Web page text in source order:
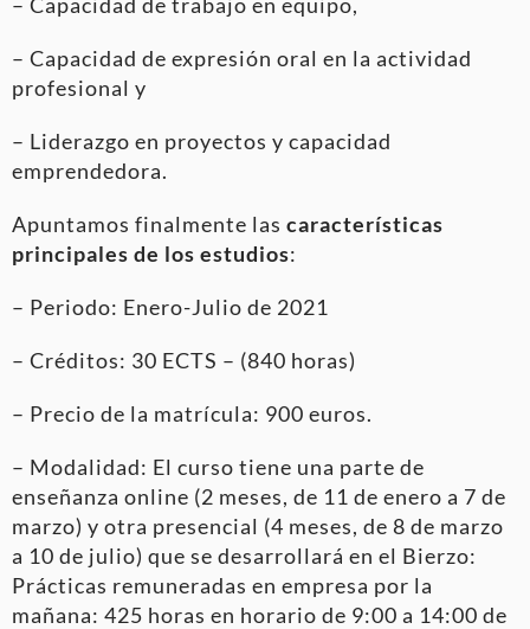
– Capacidad de expresión oral en la actividad
profesional y
– Liderazgo en proyectos y capacidad
emprendedora.
Apuntamos finalmente las características
principales de los estudios:
– Periodo: Enero-Julio de 2021
– Créditos: 30 ECTS – (840 horas)
– Precio de la matrícula: 900 euros.
– Modalidad: El curso tiene una parte de
enseñanza online (2 meses, de 11 de enero a 7 de
marzo) y otra presencial (4 meses, de 8 de marzo
a 10 de julio) que se desarrollará en el Bierzo:
Prácticas remuneradas en empresa por la
mañana: 425 horas en horario de 9:00 a 14:00 de